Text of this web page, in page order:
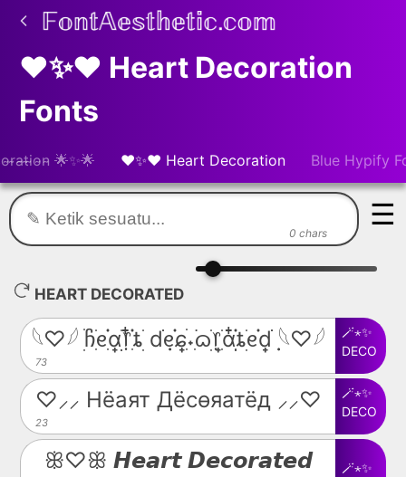
❤️✨❤️ Heart Decoration
Fonts
🌟✨🌟 ❤️✨❤️ Heart Decoration Blue Hypify
0 chars
☰
HEART DECORATED
73
𓆩♡𓆪 ׅׄჩִׂᧉ᩠ִׂ֗αׂׅׅ᥅ִ໋֗ȶׂׅ dׂׂ݂݂ᧉ᩠֗ɕִׄ˖ִ࣪ᦒ᩠ׂׅ᥅ִׂαִׂ໋ׅׅ֗ȶׂׅᧉ᩠֗dׂׂ݂݂ 𓆩♡𓆪
🪄⋆✨
DECO
23
♡⸝⸝ Hёаят Дёcѳяатёд ⸝⸝♡
🪄⋆✨
DECO
ꕥ♡ꕥ 𝙃𝙚𝙖𝙧𝙩 𝘿𝙚𝙘𝙤𝙧𝙖𝙩𝙚𝙙
🪄⋆✨